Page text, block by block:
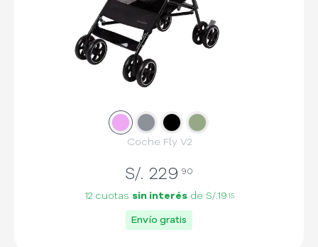
Slide 1
Slide 2
Slide 3
Slide
Coche Fly V2
S/. 229 90
12 cuotas sin interésde S/.19 15
Envío gratis